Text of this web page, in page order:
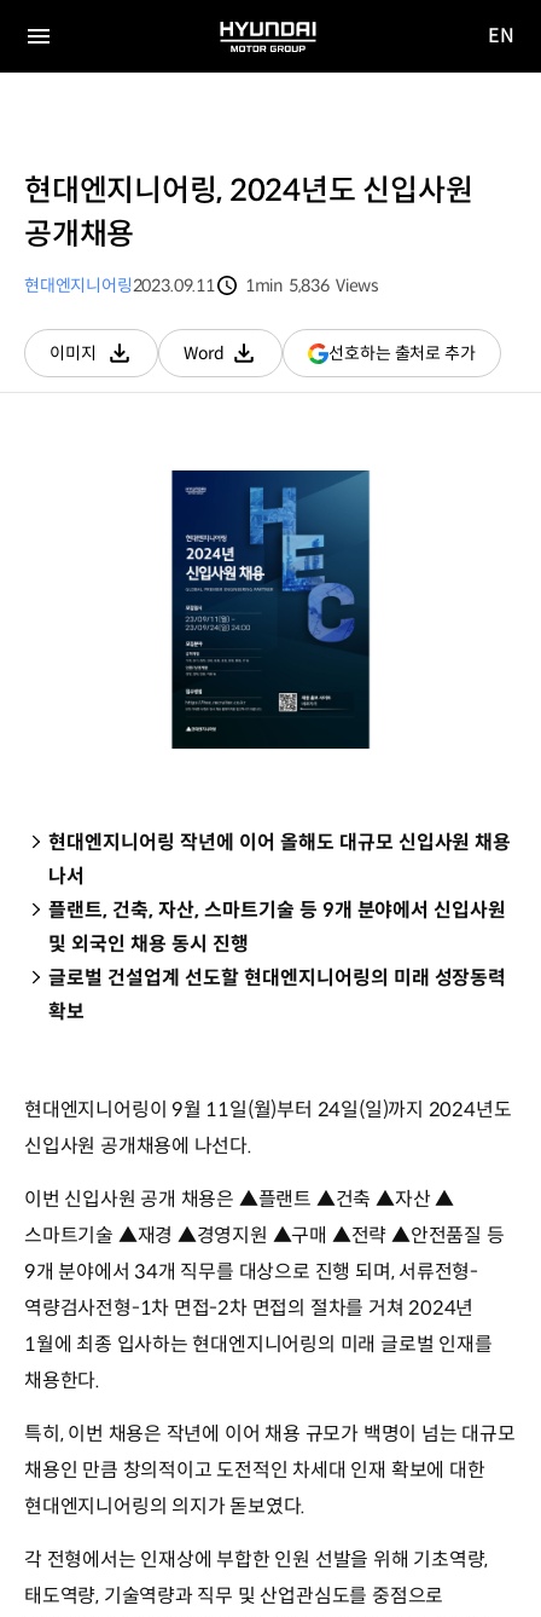
전체
HYUNDAI
MOTOR
EN
현대엔지니어링, 2024년도 신입사원
공개채용
현대엔지니어링2023.09.11
1min 5,836 Views
이미지
다운로드
Word
다운로드
선호하는 출처로 추가(새
창
현대엔지니어링 작년에 이어 올해도 대규모 신입사원 채용
나서
플랜트, 건축, 자산, 스마트기술 등 9개 분야에서 신입사원
및 외국인 채용 동시 진행
글로벌 건설업계 선도할 현대엔지니어링의 미래 성장동력
확보
현대엔지니어링이 9월 11일(월)부터 24일(일)까지 2024년도
신입사원 공개채용에 나선다.
이번 신입사원 공개 채용은 ▲플랜트 ▲건축 ▲자산 ▲
스마트기술 ▲재경 ▲경영지원 ▲구매 ▲전략 ▲안전품질 등
9개 분야에서 34개 직무를 대상으로 진행 되며, 서류전형-
역량검사전형-1차 면접-2차 면접의 절차를 거쳐 2024년
1월에 최종 입사하는 현대엔지니어링의 미래 글로벌 인재를
채용한다.
특히, 이번 채용은 작년에 이어 채용 규모가 백명이 넘는 대규모
채용인 만큼 창의적이고 도전적인 차세대 인재 확보에 대한
현대엔지니어링의 의지가 돋보였다.
각 전형에서는 인재상에 부합한 인원 선발을 위해 기초역량,
태도역량, 기술역량과 직무 및 산업관심도를 중점으로